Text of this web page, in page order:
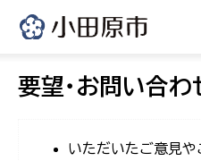
要望・お問い合わ
いただいたご意見や